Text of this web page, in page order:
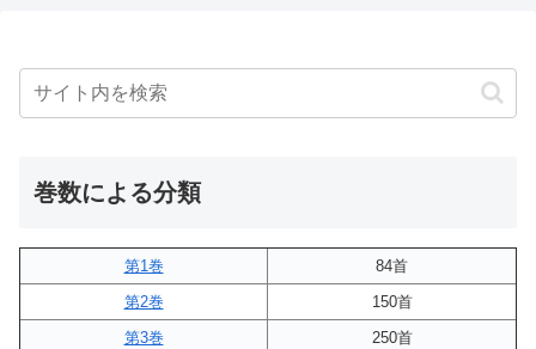
巻数による分類
第1巻
84首
第2巻
150首
第3巻
250首